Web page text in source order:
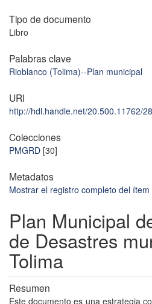
Tipo de documento
Libro
Palabras clave
Rioblanco (Tolima)--Plan municipal
URI
http://hdl.handle.net/20.500.11762/
Colecciones
PMGRD [30]
Metadatos
Mostrar el registro completo del ítem
Plan Municipal
de Desastres
Tolima
Resumen
Este documento es una estrategia